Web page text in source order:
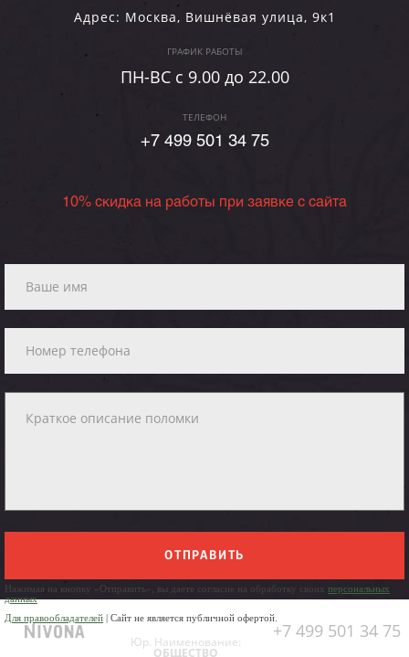
Адрес: Москва, Вишнёвая улица, 9к1
ГРАФИК РАБОТЫ
ПН-ВC c 9.00 до 22.00
ТЕЛЕФОН
+7 499 501 34 75
10% скидка на работы при заявке с сайта
ОТПРАВИТЬ
Нажимая на кнопку «Отправить», вы даете согласие на обработку своих персональных
данных
Для правообладателей | Сайт не является публичной офертой.
+7 499 501 34 75
Юр. Наименование:
ОБЩЕСТВО